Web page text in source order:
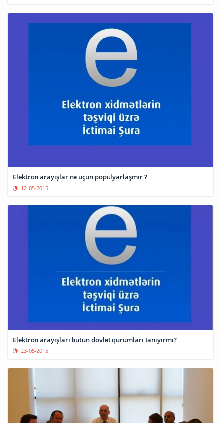
Elektron arayışlar nə üçün populyarlaşmır ?
12-05-2015
Elektron arayışları bütün dövlət qurumları tanıyırmı?
23-05-2015